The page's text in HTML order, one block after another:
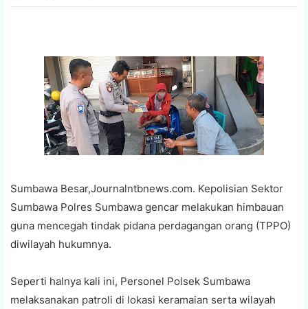
Sumbawa Besar,Journalntbnews.com. Kepolisian Sektor
Sumbawa Polres Sumbawa gencar melakukan himbauan
guna mencegah tindak pidana perdagangan orang (TPPO)
diwilayah hukumnya.
Seperti halnya kali ini, Personel Polsek Sumbawa
melaksanakan patroli di lokasi keramaian serta wilayah